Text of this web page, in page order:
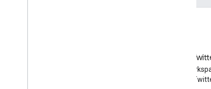
X
Suivez
X